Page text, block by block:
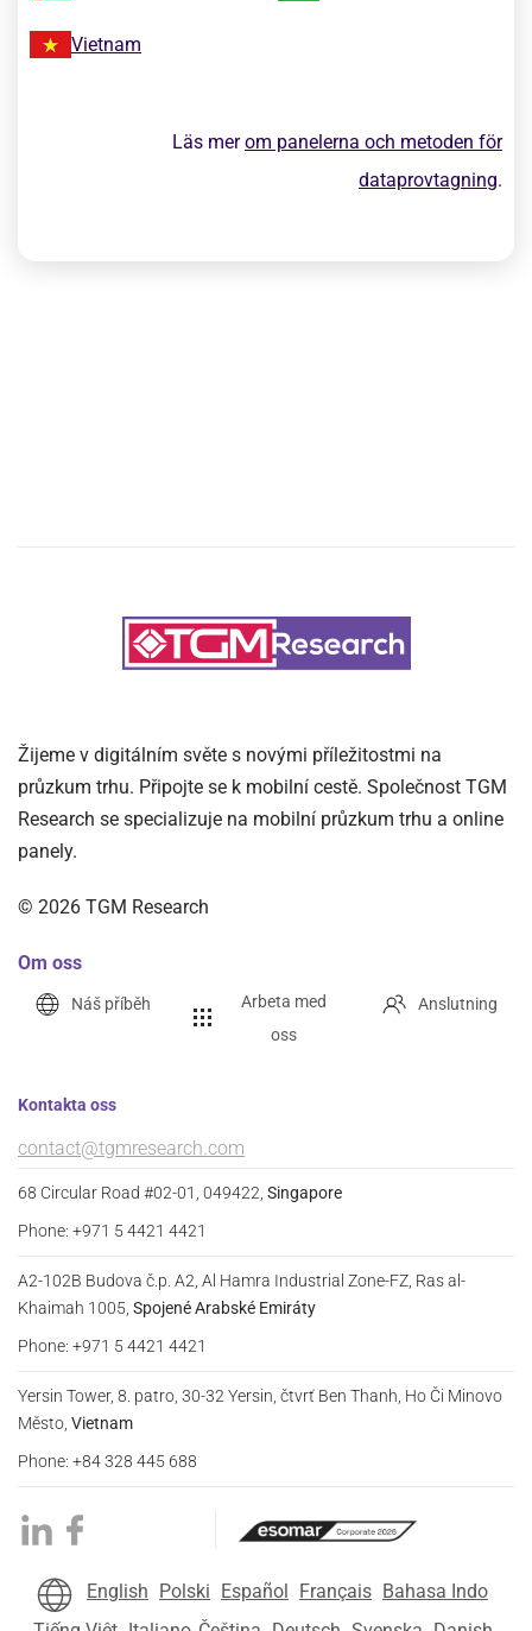
Vietnam
Läs merom panelerna och metoden för
dataprovtagning.
Žijeme v digitálním světe s novými příležitostmi na
průzkum trhu. Připojte se k mobilní cestě. Společnost TGM
Research se specializuje na mobilní průzkum trhu a online
panely.
© 2026 TGM Research
Om oss
Náš příběh
Arbeta med
oss
Anslutning
Kontakta oss
contact@tgmresearch.com
68 Circular Road #02-01, 049422, Singapore
Phone: +971 5 4421 4421
A2-102B Budova č.p. A2, Al Hamra Industrial Zone-FZ, Ras al-
Khaimah 1005, Spojené Arabské Emiráty
Phone: +971 5 4421 4421
Yersin Tower, 8. patro, 30-32 Yersin, čtvrť Ben Thanh, Ho Či Minovo
Město, Vietnam
Phone: +84 328 445 688
English Polski Español Français Bahasa Indo